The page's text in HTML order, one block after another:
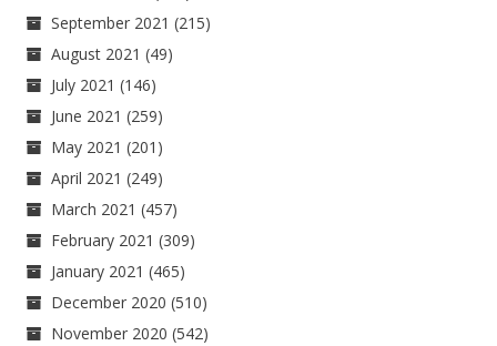
September 2021 (215)
August 2021 (49)
July 2021 (146)
June 2021 (259)
May 2021 (201)
April 2021 (249)
March 2021 (457)
February 2021 (309)
January 2021 (465)
December 2020 (510)
November 2020 (542)